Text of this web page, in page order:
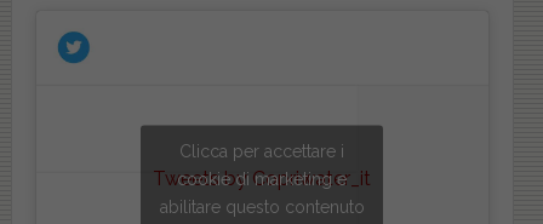
Tweets by Copriwater_it
Clicca per accettare i
cookie di marketing e
abilitare questo contenuto